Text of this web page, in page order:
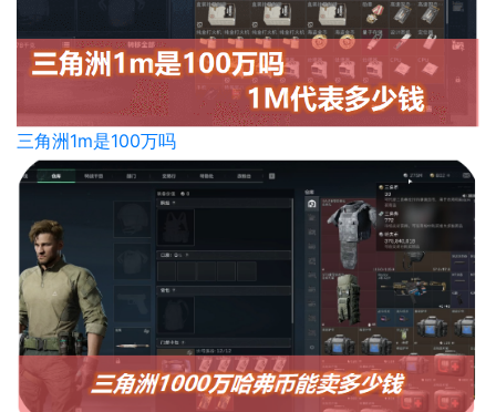
三角洲1m是100万吗